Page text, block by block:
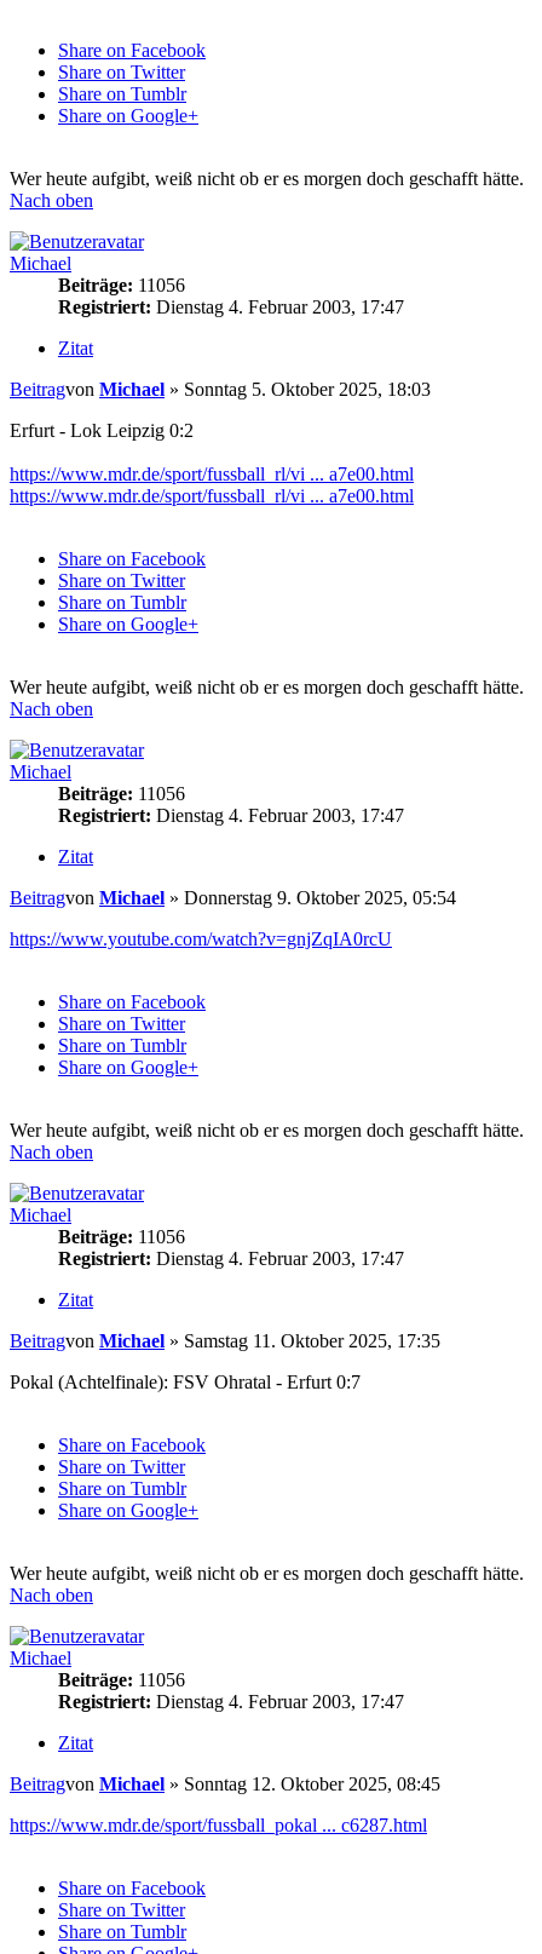
Share on Facebook
Share on Twitter
Share on Tumblr
Share on Google+
Wer heute aufgibt, weiß nicht ob er es morgen doch geschafft hätte.
Nach oben
Michael
Beiträge: 11056
Registriert: Dienstag 4. Februar 2003, 17:47
Zitat
Beitragvon Michael » Sonntag 5. Oktober 2025, 18:03
Erfurt - Lok Leipzig 0:2
https://www.mdr.de/sport/fussball_rl/vi ... a7e00.html
https://www.mdr.de/sport/fussball_rl/vi ... a7e00.html
Share on Facebook
Share on Twitter
Share on Tumblr
Share on Google+
Wer heute aufgibt, weiß nicht ob er es morgen doch geschafft hätte.
Nach oben
Michael
Beiträge: 11056
Registriert: Dienstag 4. Februar 2003, 17:47
Zitat
Beitragvon Michael » Donnerstag 9. Oktober 2025, 05:54
https://www.youtube.com/watch?v=gnjZqIA0rcU
Share on Facebook
Share on Twitter
Share on Tumblr
Share on Google+
Wer heute aufgibt, weiß nicht ob er es morgen doch geschafft hätte.
Nach oben
Michael
Beiträge: 11056
Registriert: Dienstag 4. Februar 2003, 17:47
Zitat
Beitragvon Michael » Samstag 11. Oktober 2025, 17:35
Pokal (Achtelfinale): FSV Ohratal - Erfurt 0:7
Share on Facebook
Share on Twitter
Share on Tumblr
Share on Google+
Wer heute aufgibt, weiß nicht ob er es morgen doch geschafft hätte.
Nach oben
Michael
Beiträge: 11056
Registriert: Dienstag 4. Februar 2003, 17:47
Zitat
Beitragvon Michael » Sonntag 12. Oktober 2025, 08:45
https://www.mdr.de/sport/fussball_pokal ... c6287.html
Share on Facebook
Share on Twitter
Share on Tumblr